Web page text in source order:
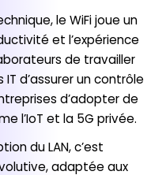
le WiFi joue un
et l’expérience
de travailler
d’assurer un contrôle
d’adopter de
l’IoT et la 5G privée.
du LAN, c’est
adaptée aux